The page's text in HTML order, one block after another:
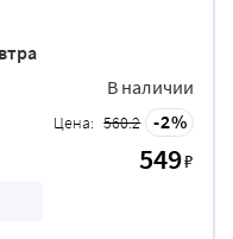
В наличии
Цена: 560.2 2
549₽